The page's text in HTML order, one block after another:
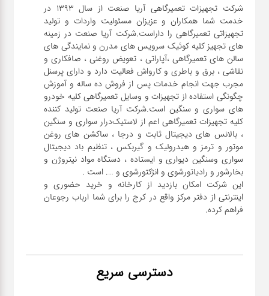
شرکت تجهیزات تعمیرگاهی آریا صنعت از سال ۱۳۹۳ در
خدمت شما همکاران و عزیزان مسئولیت واردات و تولید
تجهیزاتی تعمیرگاهی را داراست.شرکت آریا صنعت در زمینه
های تجهیز کلیه کوئیک سرویس های مدرن و نمایندگی های
سالن های تعمیرگاهی ،آپاراتی ، تعویض روغنی ، صافکاری و
نقاشی ، برق و باطری و کارواش فعالیت دارد و دارای پرسنل
مجرب جهت انجام خدمات پس از فروش ده ساله و آموزش
چگونگی استفاده از تجهیزات و وسایل تعمیرگاهی کلیه خودرو
های سواری و سنگین است.شرکت آریا صنعت تولید کننده
کلیه تجهیزات تعمیرگاهی اعم از لاستیک‌درار سواری و ‌سنگین
، بالانس های دیجیتال ثابت و درجا ، ساکشن های روغن
موتور و ترمز و هیدرولیک و گیربکس ، تنظیم باد دیجیتال
سواری و‌سنگین دیواری و ایستاده ، دستگاه مواد نیتروژن و
این شرکت امکان بازدید از کارخانه و خرید حضوری و
اینترنتی از دفتر مرکز واقع در کرج را برای شما ارباب رجوعان
فراهم کرده.
دسترسی سریع